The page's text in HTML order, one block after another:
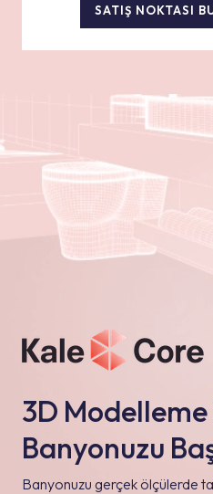
SATIŞ NOKTASI
3D
Banyonuzu
Banyonuzu gerçek ölçülerde